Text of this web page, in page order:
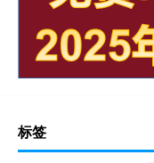
标签